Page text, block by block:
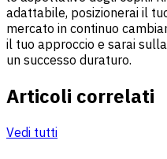
adattabile, posizionerai il
mercato in continuo
il tuo approccio e sarai
un successo duraturo.
Articoli correlati
Vedi tutti